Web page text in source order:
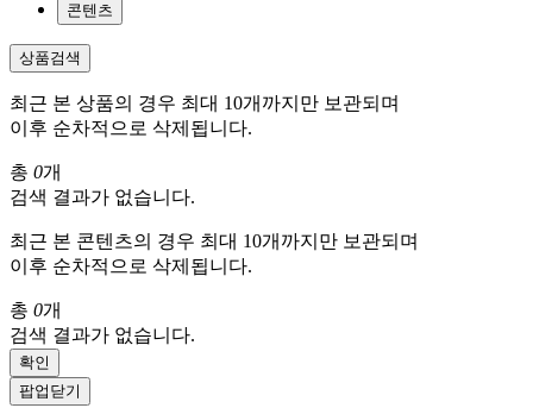
콘텐츠
상품검색
최근 본 상품의 경우 최대 10개까지만 보관되며
이후 순차적으로 삭제됩니다.
총 0개
검색 결과가 없습니다.
최근 본 콘텐츠의 경우 최대 10개까지만 보관되며
이후 순차적으로 삭제됩니다.
총 0개
검색 결과가 없습니다.
확인
팝업닫기